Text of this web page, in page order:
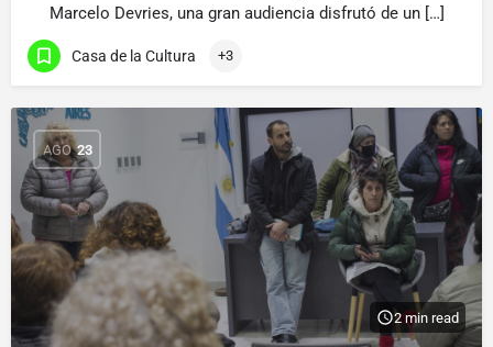
Marcelo Devries, una gran audiencia disfrutó de un […]
Casa de la Cultura +3
AGO 23
2 min read